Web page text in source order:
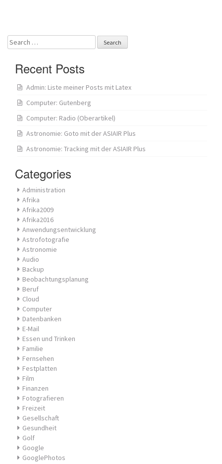
Search
for:
Recent Posts
Admin: Liste meiner Posts mit Latex
Computer: Gutenberg
Computer: Radio (Oberartikel)
Astronomie: Goto mit der ASIAIR Plus
Astronomie: Tracking mit der ASIAIR Plus
Categories
Administration
Afrika
Afrika2009
Afrika2016
Anwendungsentwicklung
Astrofotografie
Astronomie
Audio
Backup
Beobachtungsplanung
Beruf
Cloud
Computer
Datenbanken
E-Mail
Essen und Trinken
Familie
Fernsehen
Festplatten
Film
Finanzen
Fotografieren
Freizeit
Gesellschaft
Gesundheit
Golf
Google
GooglePhotos